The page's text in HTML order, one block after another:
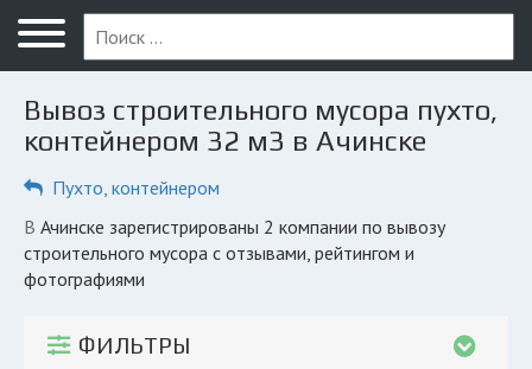
Меню
Главная
Вопрос юристу
Компании
КОМПАНИЯМ
Вывоз строительного мусора пухто,
контейнером 32 м3 в Ачинске
Пухто, контейнером
в Ачинске зарегистрированы 2 компании по вывозу
строительного мусора с отзывами, рейтингом и
фотографиями
ФИЛЬТРЫ